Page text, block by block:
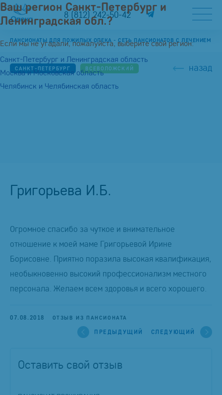
8 (812) 242-50-42
ПАНСИОНАТЫ ДЛЯ ПОЖИЛЫХ ОПЕКА - СЕТЬ ПАНСИОНАТОВ С ЛЕЧЕНИЕМ
САНКТ-ПЕТЕРБУРГ ВСЕВОЛОЖСКИЙ назад
Григорьева И.Б.
Огромное спасибо за чуткое и внимательное
отношение к моей маме Григорьевой Ирине
Борисовне. Приятно поразила высокая квалификация,
необыкновенно высокий профессионализм местного
персонала. Желаем всем здоровья и всего хорошего.
07.08.2018 ОТЗЫВ ИЗ ПАНСИОНАТА
ПРЕДЫДУЩИЙ СЛЕДУЮЩИЙ
Оставить свой отзыв
Ваш регион Санкт-Петербург и
Ленинградская обл.?
Если мы не угадали, пожалуйста, выберите свой регион:
Санкт-Петербург и Ленинградская область
Москва и Московская область
Челябинск и Челябинская область